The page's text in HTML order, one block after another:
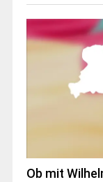
Ob mit